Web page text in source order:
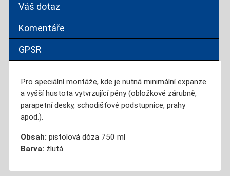
Váš dotaz
Komentáře
GPSR
Pro speciální montáže, kde je nutná minimální expanze
a vyšší hustota vytvrzující pěny (obložkové zárubně,
parapetní desky, schodišťové podstupnice, prahy
apod.).
Obsah: pistolová dóza 750 ml
Barva: žlutá